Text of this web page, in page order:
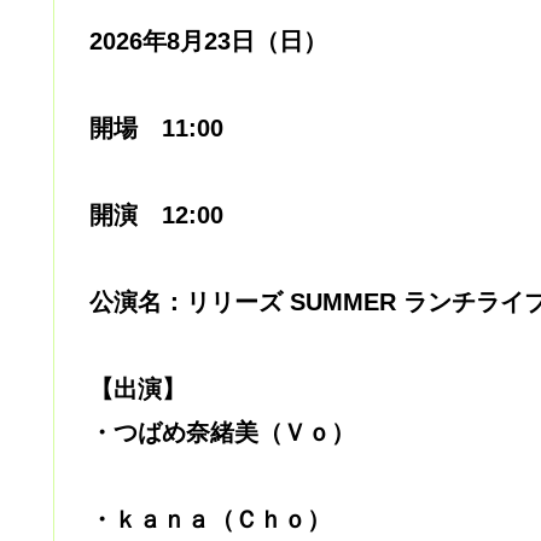
2026年8月23日（日）
開場 11:00
開演 12:00
公演名：リリーズ SUMMER ランチライ
【出演】
・つばめ奈緒美（Ｖｏ）
・ｋａｎａ（Ｃｈｏ）